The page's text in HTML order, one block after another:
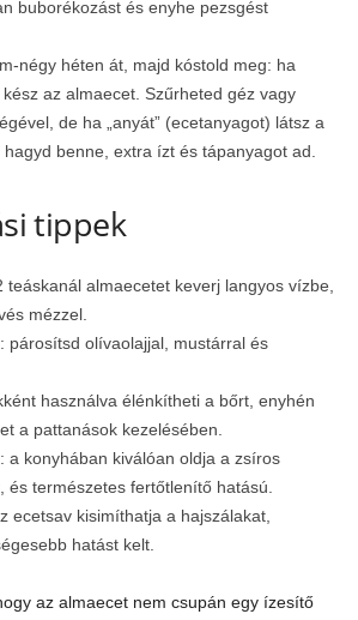
buborékozást és enyhe pezsgést
négy héten át, majd kóstold meg: ha
az almaecet. Szűrheted géz vagy
de ha „anyát” (ecetanyagot) látsz a
benne, extra ízt és tápanyagot ad.
tippek
teáskanál almaecetet keverj langyos vízbe,
mézzel.
párosítsd olívaolajjal, mustárral és
használva élénkítheti a bőrt, enyhén
a pattanások kezelésében.
a konyhában kiválóan oldja a zsíros
és természetes fertőtlenítő hatású.
ecetsav kisimíthatja a hajszálakat,
hatást kelt.
az almaecet nem csupán egy ízesítő